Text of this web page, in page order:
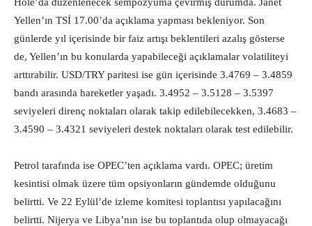
Yellen’ın TSİ 17.00’da açıklama yapması bekleniyor. Son
günlerde yıl içerisinde bir faiz artışı beklentileri azalış gösterse
de, Yellen’ın bu konularda yapabileceği açıklamalar volatiliteyi
arttırabilir. USD/TRY paritesi ise gün içerisinde 3.4769 – 3.4859
bandı arasında hareketler yaşadı. 3.4952 – 3.5128 – 3.5397
seviyeleri direnç noktaları olarak takip edilebilecekken, 3.4683 –
3.4590 – 3.4321 seviyeleri destek noktaları olarak test edilebilir.
Petrol tarafında ise OPEC’ten açıklama vardı. OPEC; üretim
kesintisi olmak üzere tüm opsiyonların gündemde olduğunu
belirtti. Ve 22 Eylül’de izleme komitesi toplantısı yapılacağını
belirtti. Nijerya ve Libya’nın ise bu toplantıda olup olmayacağı